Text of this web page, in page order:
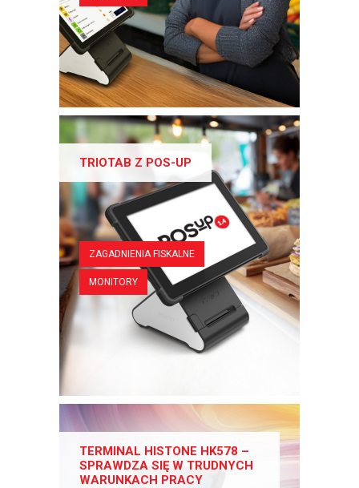
TRIOTAB Z POS-UP
ZAGADNIENIA FISKALNE
MONITORY
TERMINAL HISTONE HK578 –
SPRAWDZA SIĘ W TRUDNYCH
WARUNKACH PRACY